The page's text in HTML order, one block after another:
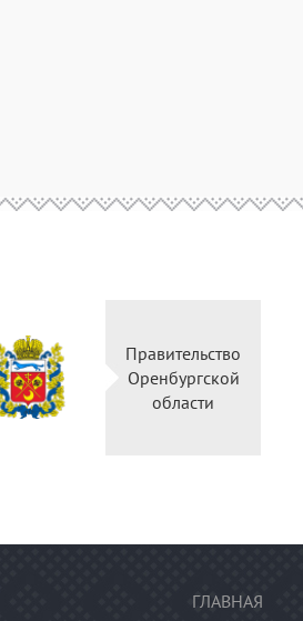
Правительство
Оренбургской
области
ГЛАВНАЯ